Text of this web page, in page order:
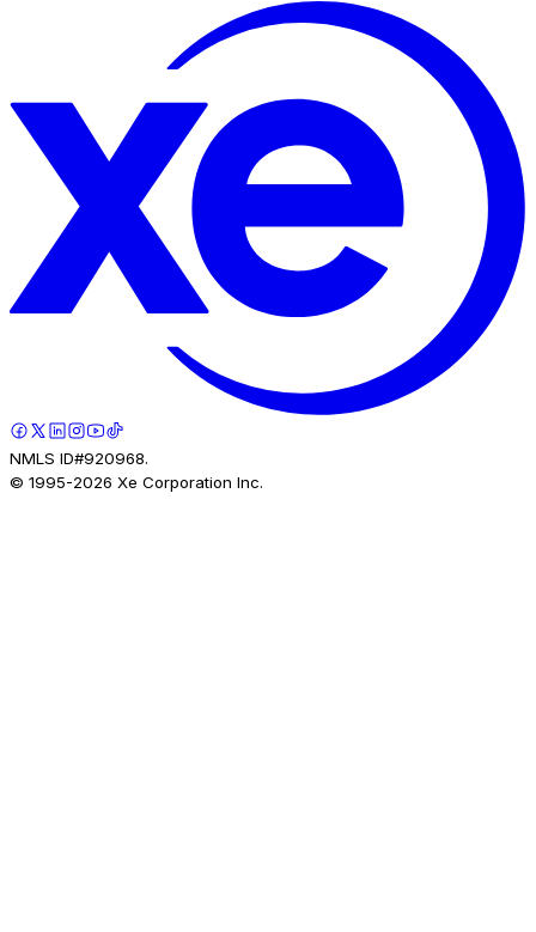
NMLS ID#920968.
© 1995-2026 Xe Corporation Inc.